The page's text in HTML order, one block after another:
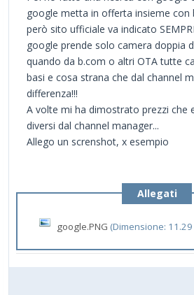
google metta in offerta insieme con
però sito ufficiale va indicato
google prende solo camera doppia
quando da b.com o altri OTA tutte
basi e cosa strana che dal channel
differenza!!!
A volte mi ha dimostrato prezzi che
diversi dal channel manager...
Allego un screnshot, x esempio
Allegati
google.PNG (Dimensione: